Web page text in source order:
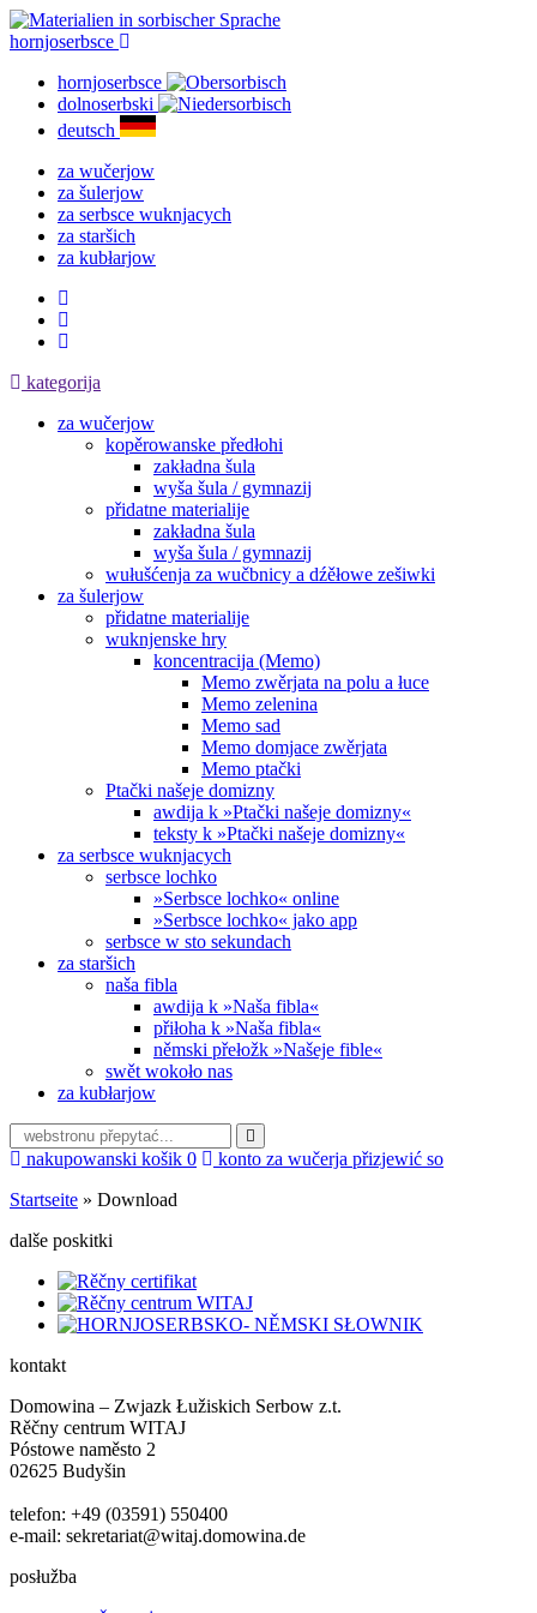
hornjoserbsce
hornjoserbsce
dolnoserbski
deutsch
za wučerjow
za šulerjow
za serbsce wuknjacych
za staršich
za kubłarjow
kategorija
za wučerjow
kopěrowanske předłohi
zakładna šula
wyša šula / gymnazij
přidatne materialije
zakładna šula
wyša šula / gymnazij
wułušćenja za wučbnicy a dźěłowe zešiwki
za šulerjow
přidatne materialije
wuknjenske hry
koncentracija (Memo)
Memo zwěrjata na polu a łuce
Memo zelenina
Memo sad
Memo domjace zwěrjata
Memo ptački
Ptački našeje domizny
awdija k »Ptački našeje domizny«
teksty k »Ptački našeje domizny«
za serbsce wuknjacych
serbsce lochko
»Serbsce lochko« online
»Serbsce lochko« jako app
serbsce w sto sekundach
za staršich
naša fibla
awdija k »Naša fibla«
přiłoha k »Naša fibla«
němski přełožk »Našeje fible«
swět wokoło nas
za kubłarjow
nakupowanski košik 0 konto za wučerja přizjewić so
Startseite » Download
dalše poskitki
kontakt
Domowina – Zwjazk Łužiskich Serbow z.t.
Rěčny centrum WITAJ
Póstowe naměsto 2
02625 Budyšin
telefon: +49 (03591) 550400
e-mail: sekretariat@witaj.domowina.de
posłužba